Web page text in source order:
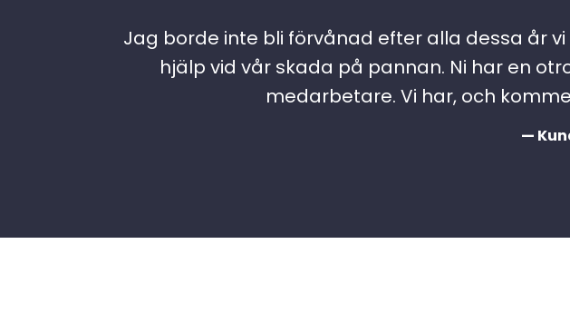
Jag borde inte bli förvånad efter alla dessa år
hjälp vid vår skada på pannan. Ni har en
medarbetare. Vi har, och
—